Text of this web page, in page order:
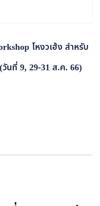
โหงวเฮ้ง สำหรับ
นที่ 9, 29-31 ส.ค. 66)